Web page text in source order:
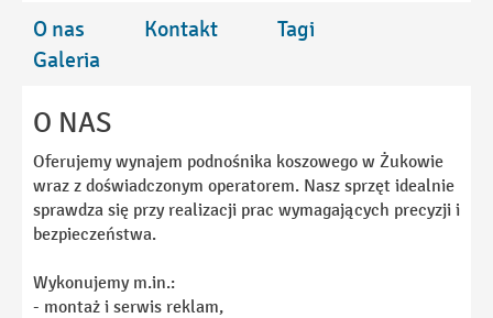
O nas Kontakt
Tagi
Galeria
O NAS
Oferujemy wynajem podnośnika koszowego w Żukowie
wraz z doświadczonym operatorem. Nasz sprzęt idealnie
sprawdza się przy realizacji prac wymagających precyzji i
bezpieczeństwa.
Wykonujemy m.in.:
- montaż i serwis reklam,